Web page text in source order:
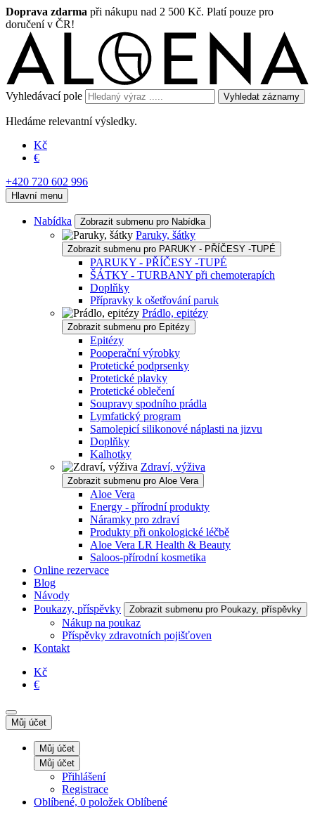
Doprava zdarma při nákupu nad 2 500 Kč. Platí pouze pro
doručení v ČR!
Vyhledávací pole Vyhledat záznamy
Hledáme relevantní výsledky.
Kč
€
+420 720 602 996
Hlavní menu
Nabídka Zobrazit submenu pro Nabídka
Paruky, šátky
Zobrazit submenu pro PARUKY - PŘÍČESY -TUPÉ
PARUKY - PŘÍČESY -TUPÉ
ŠÁTKY - TURBANY při chemoterapích
Doplňky
Přípravky k ošetřování paruk
Prádlo, epitézy
Zobrazit submenu pro Epitézy
Epitézy
Pooperační výrobky
Protetické podprsenky
Protetické plavky
Protetické oblečení
Soupravy spodního prádla
Lymfatický program
Samolepicí silikonové náplasti na jizvu
Doplňky
Kalhotky
Zdraví, výživa
Zobrazit submenu pro Aloe Vera
Aloe Vera
Energy - přírodní produkty
Náramky pro zdraví
Produkty při onkologické léčbě
Aloe Vera LR Health & Beauty
Saloos-přírodní kosmetika
Online rezervace
Blog
Návody
Poukazy, příspěvky
Zobrazit submenu pro Poukazy, příspěvky
Nákup na poukaz
Příspěvky zdravotních pojišťoven
Kontakt
Kč
€
Můj účet
Můj účet
Můj účet
Přihlášení
Registrace
Oblíbené, 0 položek Oblíbené